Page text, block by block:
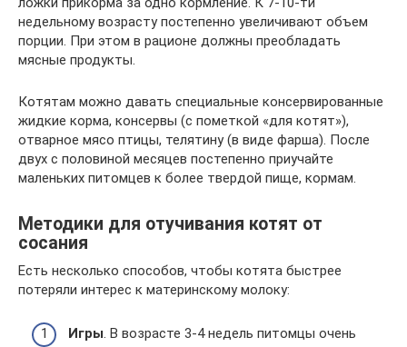
недельному возрасту постепенно увеличивают объем
порции. При этом в рационе должны преобладать
мясные продукты.
Котятам можно давать специальные консервированные
жидкие корма, консервы (с пометкой «для котят»),
отварное мясо птицы, телятину (в виде фарша). После
двух с половиной месяцев постепенно приучайте
маленьких питомцев к более твердой пище, кормам.
Методики для отучивания котят от
сосания
Есть несколько способов, чтобы котята быстрее
потеряли интерес к материнскому молоку:
Игры. В возрасте 3-4 недель питомцы очень